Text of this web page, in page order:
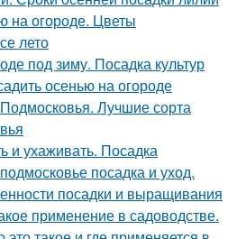
на огороде. Цветы
лето
под зиму. Посадка культур
осенью на огороде
Лучшие сорта
и ухаживать. Посадка
посадка и уход.
посадки и выращивания
применение в садоводстве.